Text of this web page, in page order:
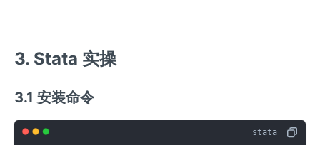
- \h
{Q}
_{Y
_t}
3. Stata 实操
3.1 安装命令